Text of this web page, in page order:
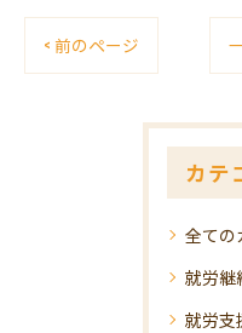
< 前のページ
カテ
全ての
就労継
就労支